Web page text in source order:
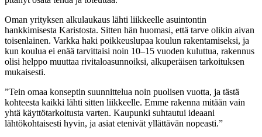
Oman yrityksen alkulaukaus lähti liikkeelle asuintontin
hankkimisesta Karistosta. Sitten hän huomasi, että tarve olikin aivan
toisenlainen. Varkka haki poikkeuslupaa koulun rakentamiseksi, ja
kun koulua ei enää tarvittaisi noin 10–15 vuoden kuluttua, rakennus
olisi helppo muuttaa rivitaloasunnoiksi, alkuperäisen tarkoituksen
mukaisesti.
”Tein omaa konseptin suunnittelua noin puolisen vuotta, ja tästä
kohteesta kaikki lähti sitten liikkeelle. Emme rakenna mitään vain
yhtä käyttötarkoitusta varten. Kaupunki suhtautui ideaani
lähtökohtaisesti hyvin, ja asiat etenivät yllättävän nopeasti.”